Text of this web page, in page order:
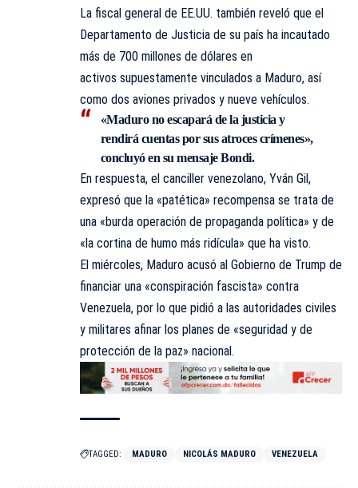
La fiscal general de EE.UU. también reveló que el
Departamento de Justicia de su país ha incautado
más de 700 millones de dólares en
activos supuestamente vinculados a Maduro, así
como dos aviones privados y nueve vehículos.
«Maduro no escapará de la justicia y
rendirá cuentas por sus atroces crímenes»,
concluyó en su mensaje Bondi.
En respuesta, el canciller venezolano, Yván Gil,
expresó que la «patética» recompensa se trata de
una «burda operación de propaganda política» y de
«la cortina de humo más ridícula» que ha visto.
El miércoles, Maduro acusó al Gobierno de Trump de
financiar una «conspiración fascista» contra
Venezuela, por lo que pidió a las autoridades civiles
y militares afinar los planes de «seguridad y de
protección de la paz» nacional.
TAGGED: MADURO NICOLÁS MADURO VENEZUELA